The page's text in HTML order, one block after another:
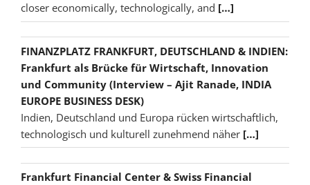
closer economically, technologically, and […]
FINANZPLATZ FRANKFURT, DEUTSCHLAND & INDIEN:
Frankfurt als Brücke für Wirtschaft, Innovation
und Community (Interview – Ajit Ranade, INDIA
EUROPE BUSINESS DESK)
Indien, Deutschland und Europa rücken wirtschaftlich,
technologisch und kulturell zunehmend näher […]
Frankfurt Financial Center & Swiss Financial